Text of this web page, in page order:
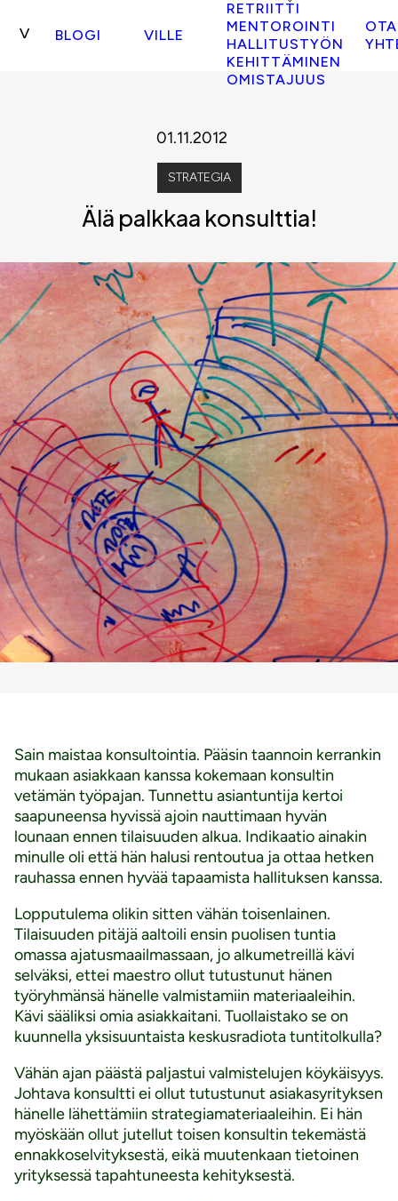
BLOGI VILLE
RETRIITTI
MENTOROINTI
HALLITUSTYÖN
KEHITTÄMINEN
OMISTAJUUS
OTA
01.11.2012
STRATEGIA
Älä palkkaa konsulttia!
Sain maistaa konsultointia. Pääsin taannoin kerrankin
mukaan asiakkaan kanssa kokemaan konsultin
vetämän työpajan. Tunnettu asiantuntija kertoi
saapuneensa hyvissä ajoin nauttimaan hyvän
lounaan ennen tilaisuuden alkua. Indikaatio ainakin
minulle oli että hän halusi rentoutua ja ottaa hetken
rauhassa ennen hyvää tapaamista hallituksen kanssa.
Lopputulema olikin sitten vähän toisenlainen.
Tilaisuuden pitäjä aaltoili ensin puolisen tuntia
omassa ajatusmaailmassaan, jo alkumetreillä kävi
selväksi, ettei maestro ollut tutustunut hänen
työryhmänsä hänelle valmistamiin materiaaleihin.
Kävi sääliksi omia asiakkaitani. Tuollaistako se on
kuunnella yksisuuntaista keskusradiota tuntitolkulla?
Vähän ajan päästä paljastui valmistelujen köykäisyys.
Johtava konsultti ei ollut tutustunut asiakasyrityksen
hänelle lähettämiin strategiamateriaaleihin. Ei hän
myöskään ollut jutellut toisen konsultin tekemästä
ennakkoselvityksestä, eikä muutenkaan tietoinen
yrityksessä tapahtuneesta kehityksestä.